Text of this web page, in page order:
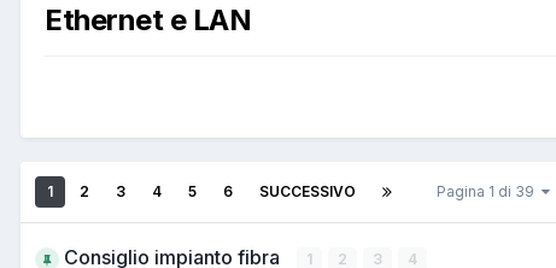
Ethernet e LAN
1 2 3 4 5 6 SUCCESSIVO Pagina 1 di 39
Consiglio impianto fibra 1 2 3 4